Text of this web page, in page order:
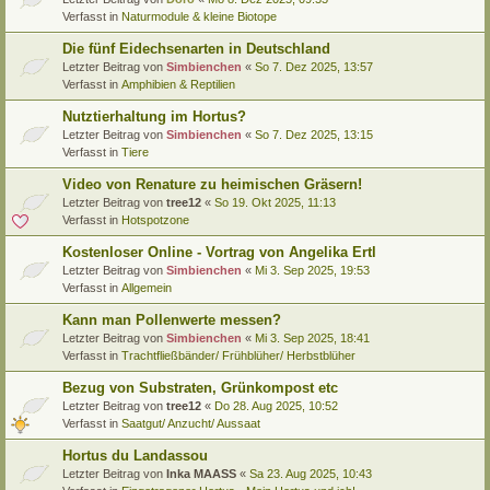
Verfasst in Naturmodule & kleine Biotope
Die fünf Eidechsenarten in Deutschland
Letzter Beitrag von Simbienchen « So 7. Dez 2025, 13:57
Verfasst in Amphibien & Reptilien
Nutztierhaltung im Hortus?
Letzter Beitrag von Simbienchen « So 7. Dez 2025, 13:15
Verfasst in Tiere
Video von Renature zu heimischen Gräsern!
Letzter Beitrag von tree12 « So 19. Okt 2025, 11:13
Verfasst in Hotspotzone
Kostenloser Online - Vortrag von Angelika Ertl
Letzter Beitrag von Simbienchen « Mi 3. Sep 2025, 19:53
Verfasst in Allgemein
Kann man Pollenwerte messen?
Letzter Beitrag von Simbienchen « Mi 3. Sep 2025, 18:41
Verfasst in Trachtfließbänder/ Frühblüher/ Herbstblüher
Bezug von Substraten, Grünkompost etc
Letzter Beitrag von tree12 « Do 28. Aug 2025, 10:52
Verfasst in Saatgut/ Anzucht/ Aussaat
Hortus du Landassou
Letzter Beitrag von Inka MAASS « Sa 23. Aug 2025, 10:43